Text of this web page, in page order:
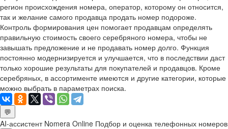
регион происхождения номера, оператор, которому он относится,
так и желание самого продавца продать номер подороже.
Контроль формирования цен помогает продавцам определять
правильную стоимость своего серебряного номера, чтобы не
завышать предложение и не продавать номер долго. Функция
постоянно модернизируется и улучшается, что в последствии даст
только хорошие результаты для покупателей и продавцов. Кроме
серебряных, в ассортименте имеются и другие категории, которые
можно выбрать в параметрах поиска.
💬
AI-ассистент Nomera Online Подбор и оценка телефонных номеров